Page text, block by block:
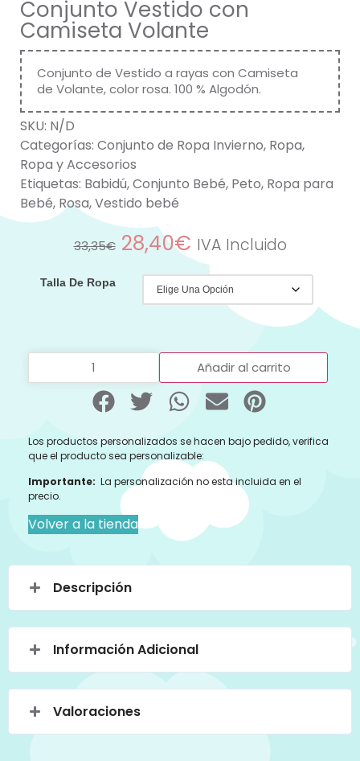
Conjunto Vestido con
Camiseta Volante
Conjunto de Vestido a rayas con Camiseta
de Volante, color rosa. 100 % Algodón.
SKU: N/D
Categorías: Conjunto de Ropa Invierno, Ropa,
Ropa y Accesorios
Etiquetas: Babidú,Conjunto Bebé, Peto, Ropa para
Bebé, Rosa,Vestido bebé
33,35€ 28,40€ IVA Incluido
Talla De Ropa
Añadir al carrito
Los productos personalizados se hacen bajo pedido, verifica
que el producto sea personalizable:
Importante: La personalización no esta incluida en el
precio.
Volver a la tienda
Descripción
Información Adicional
Valoraciones